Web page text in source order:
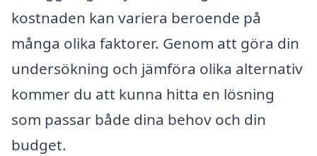
kostnaden kan variera beroende på
många olika faktorer. Genom att göra din
undersökning och jämföra olika alternativ
kommer du att kunna hitta en lösning
som passar både dina behov och din
budget.